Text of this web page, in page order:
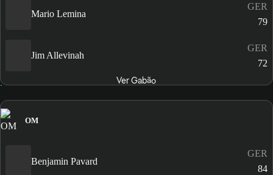
Mario Lemina
GER
79
Jim Allevinah
GER
72
Ver Gabão
OM
Benjamin Pavard
GER
84